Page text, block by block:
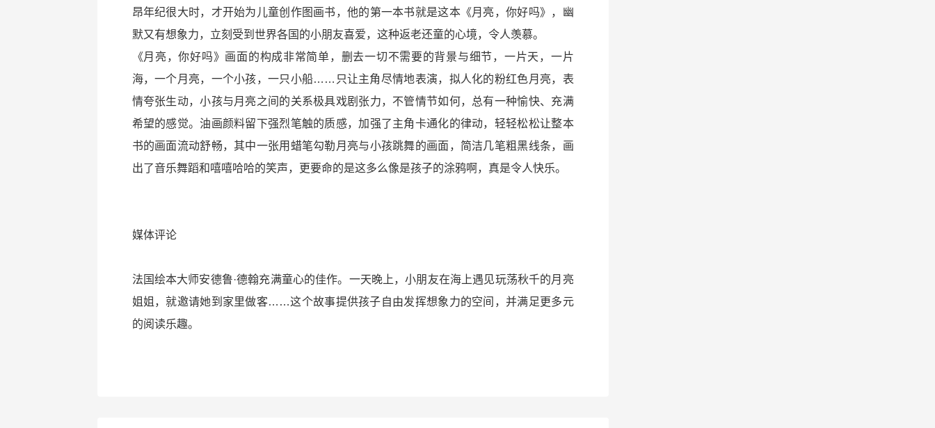
昂年纪很大时，才开始为儿童创作图画书，他的第一本书就是这本《月亮，你好吗》，幽
默又有想象力，立刻受到世界各国的小朋友喜爱，这种返老还童的心境，令人羡慕。
《月亮，你好吗》画面的构成非常简单，删去一切不需要的背景与细节，一片天，一片
海，一个月亮，一个小孩，一只小船……只让主角尽情地表演，拟人化的粉红色月亮，表
情夸张生动，小孩与月亮之间的关系极具戏剧张力，不管情节如何，总有一种愉快、充满
希望的感觉。油画颜料留下强烈笔触的质感，加强了主角卡通化的律动，轻轻松松让整本
书的画面流动舒畅，其中一张用蜡笔勾勒月亮与小孩跳舞的画面，简洁几笔粗黑线条，画
出了音乐舞蹈和嘻嘻哈哈的笑声，更要命的是这多么像是孩子的涂鸦啊，真是令人快乐。
媒体评论
法国绘本大师安德鲁·德翰充满童心的佳作。一天晚上，小朋友在海上遇见玩荡秋千的月亮
姐姐，就邀请她到家里做客……这个故事提供孩子自由发挥想象力的空间，并满足更多元
的阅读乐趣。